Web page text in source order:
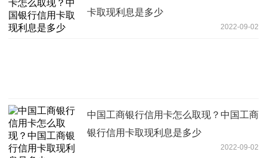
卡取现利息是多少
2022-09-02
中国工商银行信用卡怎么取现？中国工商
银行信用卡取现利息是多少
2022-09-02